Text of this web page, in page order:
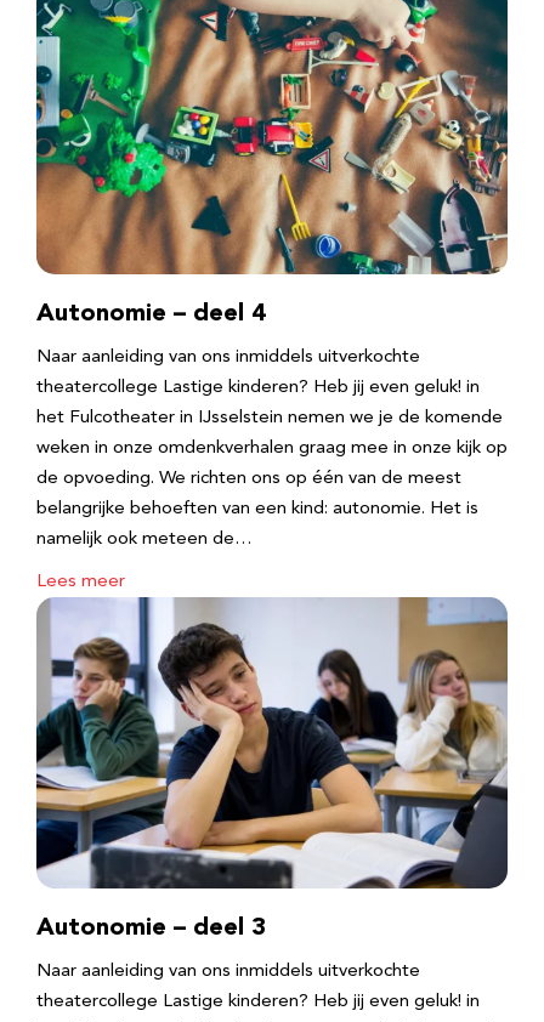
Autonomie – deel 4
Naar aanleiding van ons inmiddels uitverkochte
theatercollege Lastige kinderen? Heb jij even geluk! in
het Fulcotheater in IJsselstein nemen we je de komende
weken in onze omdenkverhalen graag mee in onze kijk op
de opvoeding. We richten ons op één van de meest
belangrijke behoeften van een kind: autonomie. Het is
namelijk ook meteen de…
Lees meer
Autonomie – deel 3
Naar aanleiding van ons inmiddels uitverkochte
theatercollege Lastige kinderen? Heb jij even geluk! in